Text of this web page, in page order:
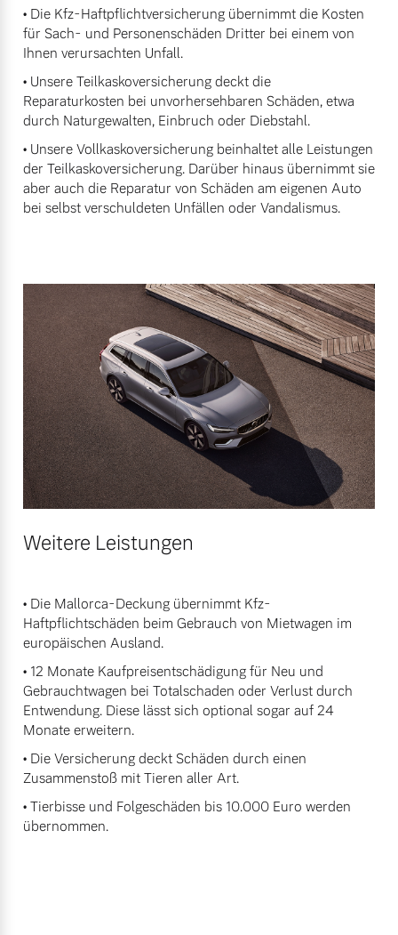
• Die Kfz-Haftpflichtversicherung übernimmt die Kosten
für Sach- und Personenschäden Dritter bei einem von
Ihnen verursachten Unfall.
• Unsere Teilkaskoversicherung deckt die
Reparaturkosten bei unvorhersehbaren Schäden, etwa
durch Naturgewalten, Einbruch oder Diebstahl.
• Unsere Vollkaskoversicherung beinhaltet alle Leistungen
der Teilkaskoversicherung. Darüber hinaus übernimmt sie
aber auch die Reparatur von Schäden am eigenen Auto
bei selbst verschuldeten Unfällen oder Vandalismus.
Weitere Leistungen
• Die Mallorca-Deckung übernimmt Kfz-
Haftpflichtschäden beim Gebrauch von Mietwagen im
europäischen Ausland.
• 12 Monate Kaufpreisentschädigung für Neu und
Gebrauchtwagen bei Totalschaden oder Verlust durch
Entwendung. Diese lässt sich optional sogar auf 24
Monate erweitern.
• Die Versicherung deckt Schäden durch einen
Zusammenstoß mit Tieren aller Art.
• Tierbisse und Folgeschäden bis 10.000 Euro werden
übernommen.